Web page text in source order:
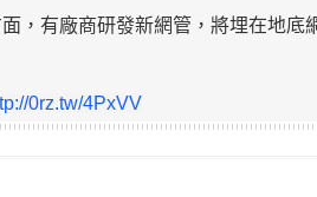
，有廠商研發新網管，將埋在地
0rz.tw/4PxVV